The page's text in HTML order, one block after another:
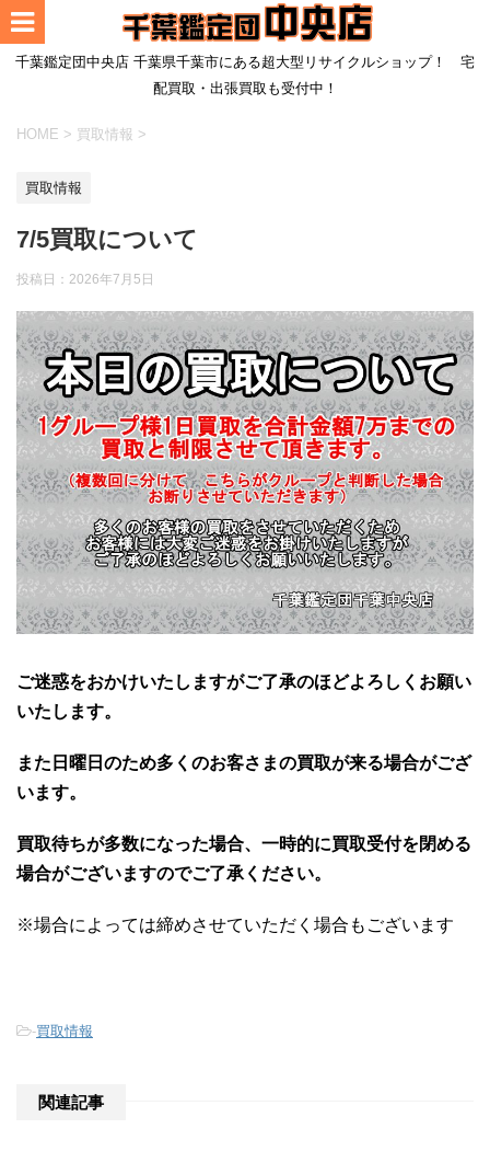
千葉鑑定団中央店 千葉県千葉市にある超大型リサイクルショップ！ 宅
配買取・出張買取も受付中！
HOME > 買取情報 >
買取情報
7/5買取について
投稿日： 2026年7月5日
ご迷惑をおかけいたしますがご了承のほどよろしくお願い
いたします。
また日曜日のため多くのお客さまの買取が来る場合がござ
います。
買取待ちが多数になった場合、一時的に買取受付を閉める
場合がございますのでご了承ください。
※場合によっては締めさせていただく場合もございます
-買取情報
関連記事